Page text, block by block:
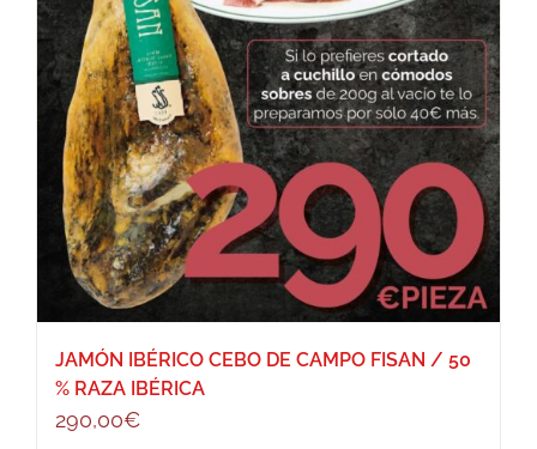
JAMÓN IBÉRICO CEBO DE CAMPO FISAN / 50
% RAZA IBÉRICA
290,00€